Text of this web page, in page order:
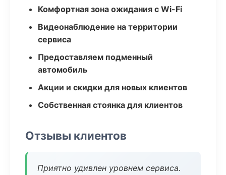
Комфортная зона ожидания с Wi-Fi
Видеонаблюдение на территории
сервиса
Предоставляем подменный
автомобиль
Акции и скидки для новых клиентов
Собственная стоянка для клиентов
Отзывы клиентов
Приятно удивлен уровнем сервиса.